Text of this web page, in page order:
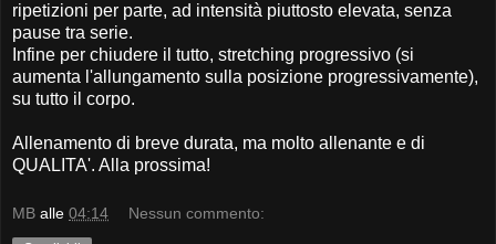
ripetizioni per parte, ad intensità piuttosto elevata, senza
pause tra serie.
Infine per chiudere il tutto, stretching progressivo (si
aumenta l'allungamento sulla posizione progressivamente),
su tutto il corpo.
Allenamento di breve durata, ma molto allenante e di
QUALITA'. Alla prossima!
MB alle 04:14 Nessun commento: